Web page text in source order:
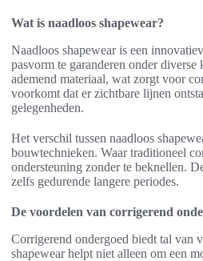
Wat is naadloos shapewear?
Naadloos shapewear is een
pasvorm te garanderen onder
ademend materiaal, wat zorgt voor
voorkomt dat er zichtbare lijnen
gelegenheden.
Het verschil tussen naadloos
bouwtechnieken. Waar traditioneel
ondersteuning zonder te beknellen.
zelfs gedurende langere periodes.
De voordelen van corrigerend
Corrigerend ondergoed biedt tal van
shapewear helpt niet alleen om een